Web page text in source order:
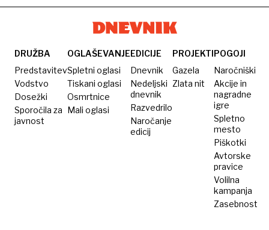
zabavo
Vozljem
izkazalo
se je,
gre
za
aligatorja
brez
repa
in
mačkam
stiski?
DRUŽBA
Predstavitev
Vodstvo
Dosežki
Sporočila za
javnost
OGLAŠEVANJE
Spletni oglasi
Tiskani oglasi
Osmrtnice
Mali oglasi
EDICIJE
Dnevnik
Nedeljski
dnevnik
Razvedrilo
Naročanje
edicij
PROJEKTI
Gazela
Zlata nit
POGOJI
Naročniški
Akcije in
nagradne
igre
Spletno
mesto
Piškotki
Avtorske
pravice
Volilna
kampanja
Zasebnost